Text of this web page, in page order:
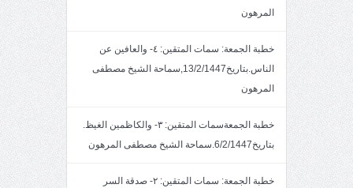
المرهون
خطبة الجمعة: سمات المتقين: ٤- والعافين عن
الناس.بتاريخ13/2/1447,سماحة الشيخ مصطفى
المرهون
خطبة الجمعةسمات المتقين: ٣- والكاظمين الغيظ.
بتاريخ6/2/1447.سماحة الشيخ مصطفى المرهون
خطبة الجمعة: سمات المتقين: ٢- صدقة السر